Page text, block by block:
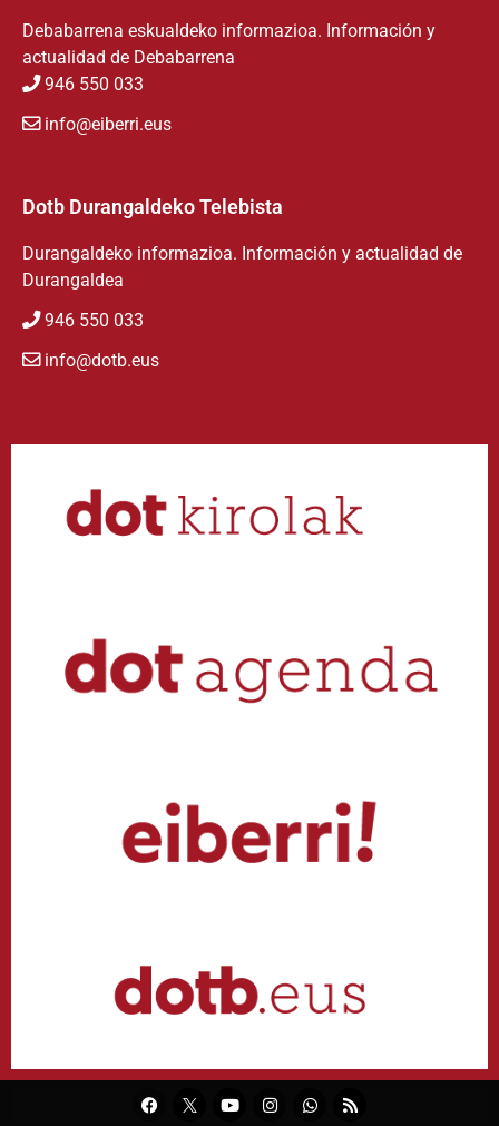
Debabarrena eskualdeko informazioa. Información y
actualidad de Debabarrena
946 550 033
info@eiberri.eus
Dotb Durangaldeko Telebista
Durangaldeko informazioa. Información y actualidad de
Durangaldea
946 550 033
info@dotb.eus